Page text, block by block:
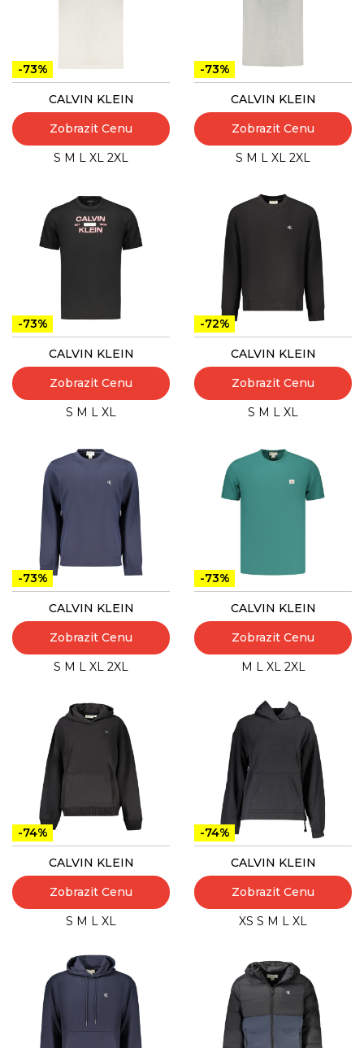
-73%
CALVIN KLEIN
Zobrazit Cenu
S M L XL 2XL
-73%
CALVIN KLEIN
Zobrazit Cenu
S M L XL 2XL
-73%
CALVIN KLEIN
Zobrazit Cenu
S M L XL
-72%
CALVIN KLEIN
Zobrazit Cenu
S M L XL
-73%
CALVIN KLEIN
Zobrazit Cenu
S M L XL 2XL
-73%
CALVIN KLEIN
Zobrazit Cenu
M L XL 2XL
-74%
CALVIN KLEIN
Zobrazit Cenu
S M L XL
-74%
CALVIN KLEIN
Zobrazit Cenu
XS S M L XL